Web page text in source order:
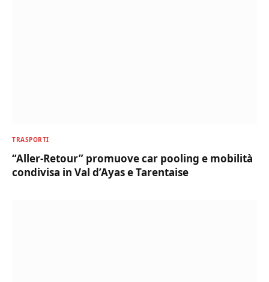
TRASPORTI
“Aller-Retour” promuove car pooling e mobilità
condivisa in Val d’Ayas e Tarentaise